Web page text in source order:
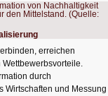
erreichen
durch
Wirtschaften und Messung